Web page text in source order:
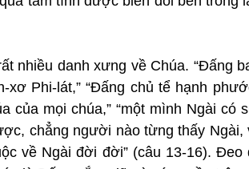
nhiều danh xưng về Chúa. “Đấng
xơ Phi-lát,” “Đấng chủ tể hạnh
của mọi chúa,” “một mình Ngài
chẳng người nào từng thấy Ngài,
về Ngài đời đời” (câu 13-16).